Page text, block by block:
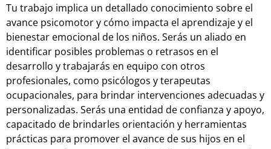
Tu trabajo implica un detallado conocimiento sobre el
avance psicomotor y cómo impacta el aprendizaje y el
bienestar emocional de los niños. Serás un aliado en
identificar posibles problemas o retrasos en el
desarrollo y trabajarás en equipo con otros
profesionales, como psicólogos y terapeutas
ocupacionales, para brindar intervenciones adecuadas y
personalizadas. Serás una entidad de confianza y apoyo,
capacitado de brindarles orientación y herramientas
prácticas para promover el avance de sus hijos en el